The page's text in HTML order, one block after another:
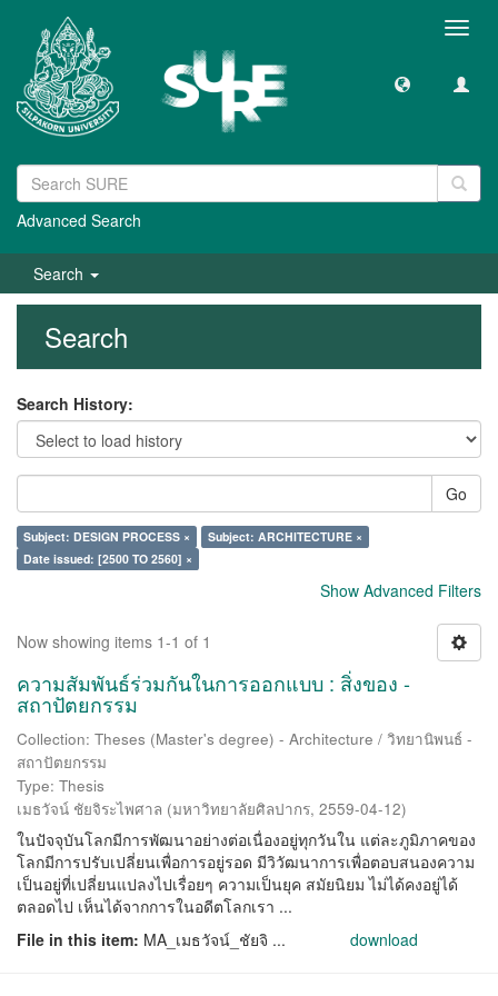
Advanced Search
Search
Search
Search History:
Go
Subject: DESIGN PROCESS ×
Subject: ARCHITECTURE ×
Date issued: [2500 TO 2560] ×
Show Advanced Filters
Now showing items 1-1 of 1
ความสัมพันธ์ร่วมกันในการออกแบบ : สิ่งของ -
สถาปัตยกรรม
Collection: Theses (Master's degree) - Architecture / วิทยานิพนธ์ -
สถาปัตยกรรม
Type: Thesis
เมธวัจน์ ชัยจิระไพศาล (มหาวิทยาลัยศิลปากร, 2559-04-12)
ในปัจจุบันโลกมีการพัฒนาอย่างต่อเนื่องอยู่ทุกวันใน แต่ละภูมิภาคของ
โลกมีการปรับเปลี่ยนเพื่อการอยู่รอด มีวิวัฒนาการเพื่อตอบสนองความ
เป็นอยู่ที่เปลี่ยนแปลงไปเรื่อยๆ ความเป็นยุค สมัยนิยม ไม่ได้คงอยู่ได้
ตลอดไป เห็นได้จากการในอดีตโลกเรา ...
File in this item: MA_เมธวัจน์_ชัยจิ ... download